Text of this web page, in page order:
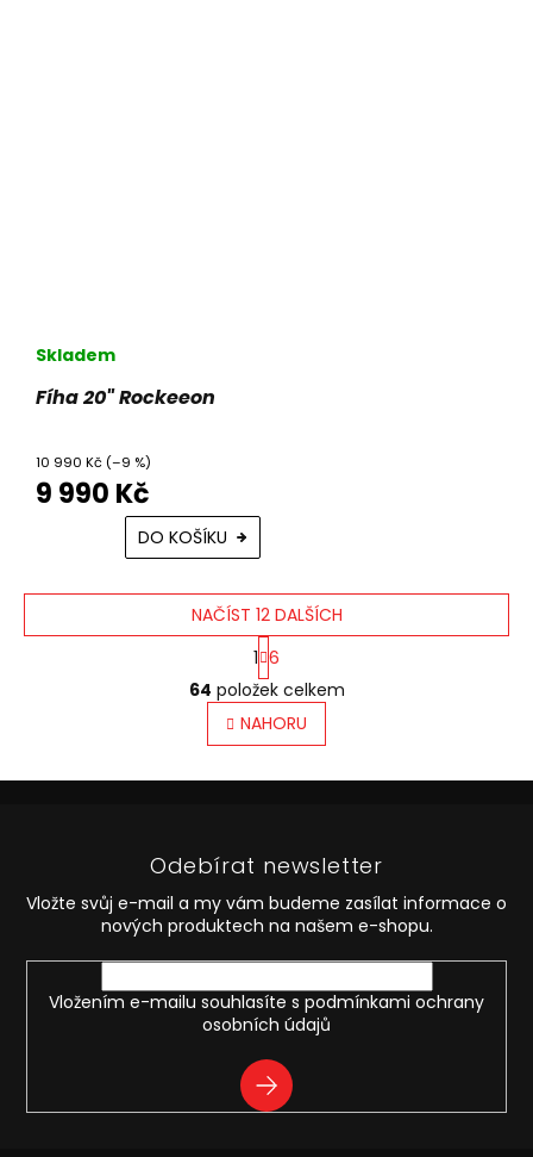
Fíha 20" Rockeeon
Skladem
10 990 Kč (–9 %)
9 990 Kč
DO KOŠÍKU
O
v
l
á
p
r
v
k
ý
p
s
u
NAČÍST 12 DALŠÍCH
S
t
r
á
n
k
v
1 6
64 položek celkem
NAHORU
Odebírat newsletter
Vložte svůj e-mail a my vám budeme zasílat informace o
nových produktech na našem e-shopu.
Vložením e-mailu souhlasíte s podmínkami ochrany
osobních údajů
PŘIHLÁSIT
SE